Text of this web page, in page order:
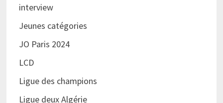
interview
Jeunes catégories
JO Paris 2024
LCD
Ligue des champions
Ligue deux Algérie